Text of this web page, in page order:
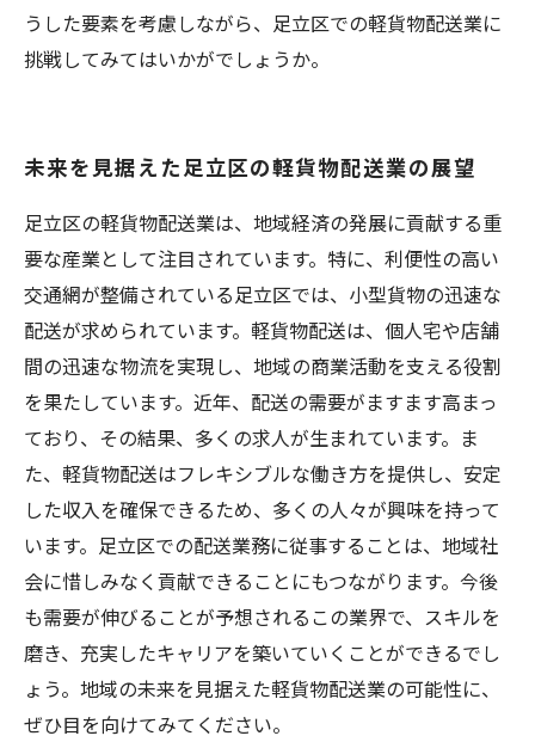
うした要素を考慮しながら、足立区での軽貨物配送業に
挑戦してみてはいかがでしょうか。
未来を見据えた足立区の軽貨物配送業の展望
足立区の軽貨物配送業は、地域経済の発展に貢献する重
要な産業として注目されています。特に、利便性の高い
交通網が整備されている足立区では、小型貨物の迅速な
配送が求められています。軽貨物配送は、個人宅や店舗
間の迅速な物流を実現し、地域の商業活動を支える役割
を果たしています。近年、配送の需要がますます高まっ
ており、その結果、多くの求人が生まれています。ま
た、軽貨物配送はフレキシブルな働き方を提供し、安定
した収入を確保できるため、多くの人々が興味を持って
います。足立区での配送業務に従事することは、地域社
会に惜しみなく貢献できることにもつながります。今後
も需要が伸びることが予想されるこの業界で、スキルを
磨き、充実したキャリアを築いていくことができるでし
ょう。地域の未来を見据えた軽貨物配送業の可能性に、
ぜひ目を向けてみてください。